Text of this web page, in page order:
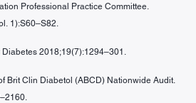
Professional Practice Committee.
1):S60–S82.
2018;19(7):1294–301.
Brit Clin Diabetol (ABCD) Nationwide Audit.